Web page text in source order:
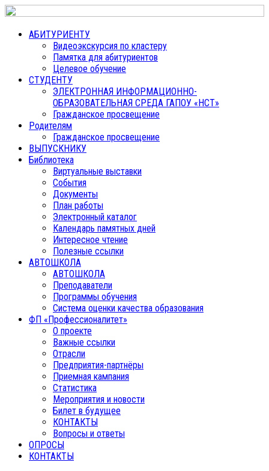
АБИТУРИЕНТУ
Видеоэкскурсия по кластеру
Памятка для абитуриентов
Целевое обучение
СТУДЕНТУ
ЭЛЕКТРОННАЯ ИНФОРМАЦИОННО-
ОБРАЗОВАТЕЛЬНАЯ СРЕДА ГАПОУ «НСТ»
Гражданское просвещение
Родителям
Гражданское просвещение
ВЫПУСКНИКУ
Библиотека
Виртуальные выставки
События
Документы
План работы
Электронный каталог
Календарь памятных дней
Интересное чтение
Полезные ссылки
АВТОШКОЛА
АВТОШКОЛА
Преподаватели
Программы обучения
Система оценки качества образования
ФП «Профессионалитет»
О проекте
Важные ссылки
Отрасли
Предприятия-партнёры
Приемная кампания
Статистика
Мероприятия и новости
Билет в будущее
КОНТАКТЫ
Вопросы и ответы
ОПРОСЫ
КОНТАКТЫ